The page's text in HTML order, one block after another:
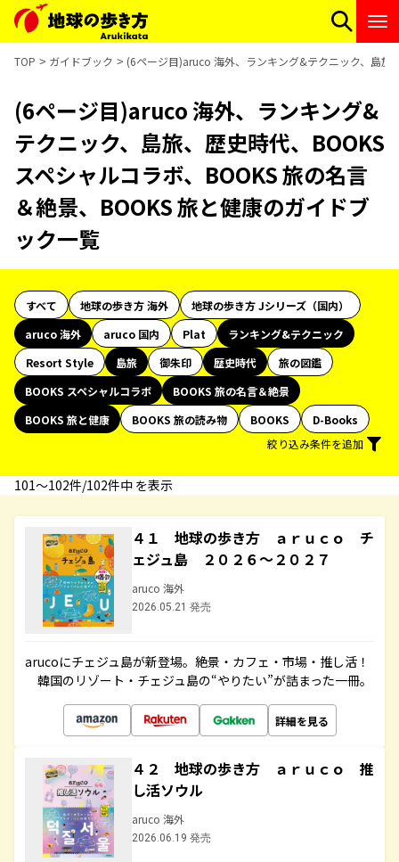
TOP ガイドブック (6ページ目)aruco 海外、ランキング&テクニック、島旅
(6ページ目)aruco 海外、ランキング&
テクニック、島旅、歴史時代、BOOKS
スペシャルコラボ、BOOKS 旅の名言
＆絶景、BOOKS 旅と健康のガイドブ
ック一覧
すべて 地球の歩き方 海外
地球の歩き方 Jシリーズ（国内）
aruco 海外
aruco 国内 Plat
ランキング&テクニック
Resort Style
島旅 御朱印 歴史時代
旅の図鑑
BOOKS スペシャルコラボ
BOOKS 旅の名言＆絶景
BOOKS 旅と健康
BOOKS 旅の読み物 BOOKS
D-Books
絞り込み条件を追加
101〜102件/102件中 を表示
４１ 地球の歩き方 ａｒｕｃｏ チ
ェジュ島 ２０２６～２０２７
aruco 海外
2026.05.21 発売
arucoにチェジュ島が新登場。絶景・カフェ・市場・推し活！
韓国のリゾート・チェジュ島の“やりたい”が詰まった一冊。
詳細を見る
４２ 地球の歩き方 ａｒｕｃｏ 推
し活ソウル
aruco 海外
2026.06.19 発売